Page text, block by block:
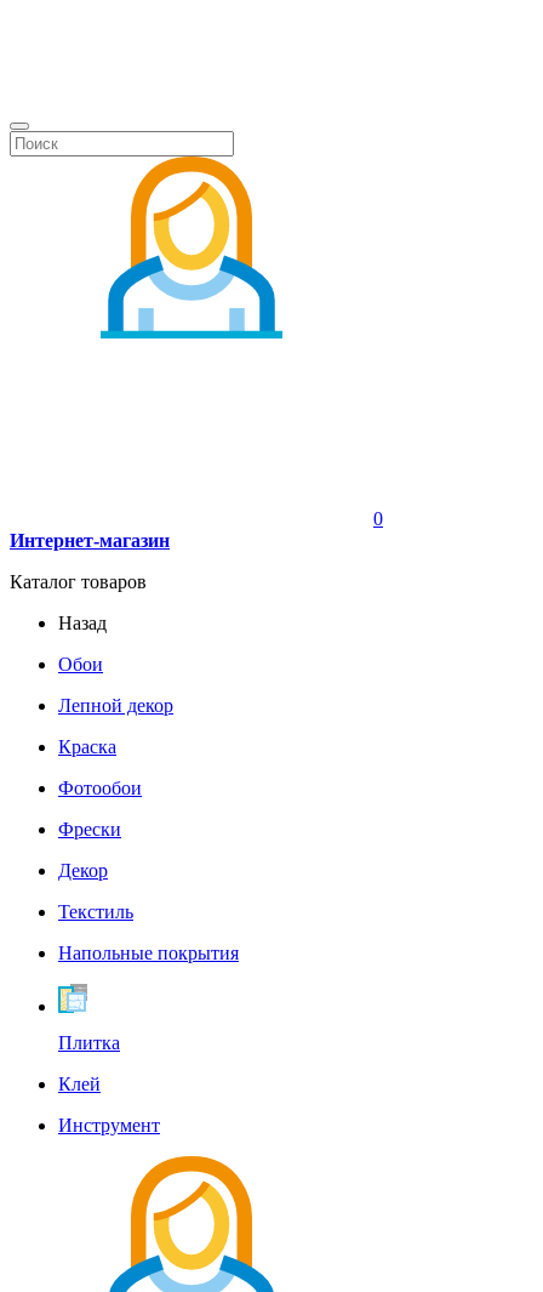
0
Интернет-магазин
Каталог товаров
Назад
Обои
Лепной декор
Краска
Фотообои
Фрески
Декор
Текстиль
Напольные покрытия
Плитка
Клей
Инструмент